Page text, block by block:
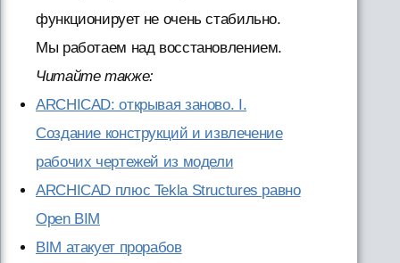
функционирует не очень стабильно.
Мы работаем над восстановлением.
Читайте также:
ARCHICAD: открывая заново. I.
Создание конструкций и извлечение
рабочих чертежей из модели
ARCHICAD плюс Tekla Structures равно
Open BIM
BIM атакует прорабов